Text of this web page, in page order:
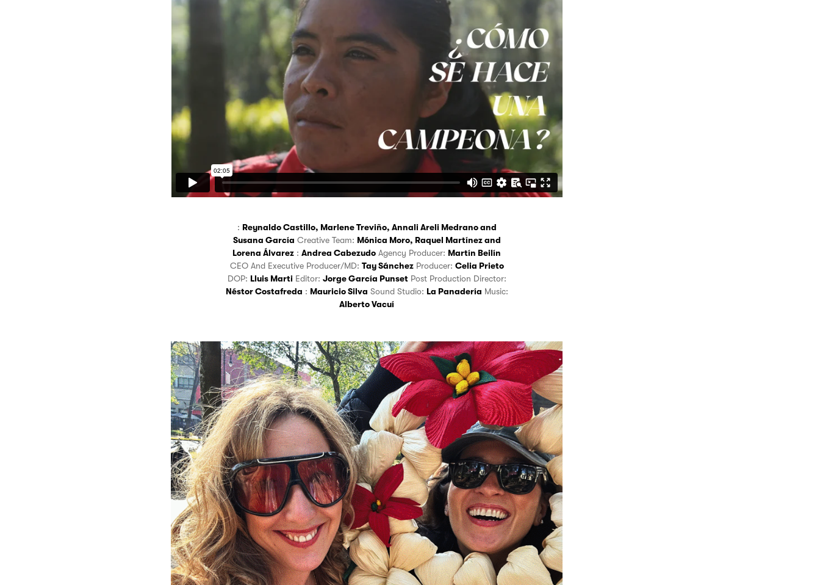
: Reynaldo Castillo, Marlene Treviño, Annali Areli Medranoand
Susana García
Creative Team: Mónica Moro, Raquel Martínezand
Lorena Álvarez : Andrea Cabezudo Agency Producer: Martín Beilín
CEO And Executive Producer/MD: Tay Sánchez Producer: Celia Prieto
DOP: Lluis Marti Editor: Jorge García Punset
Post Production Director:
Néstor Costafreda : Mauricio Silva Sound Studio: La Panadería
Music:
Alberto Vacuí